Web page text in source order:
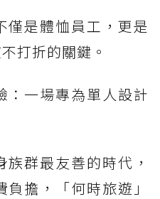
僅是體恤員工，更是
打折的關鍵。
：一場專為單人設計
群最友善的時代，
擔，「何時旅遊」